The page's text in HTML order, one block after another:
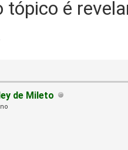
tópico é
de Mileto